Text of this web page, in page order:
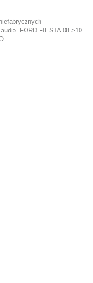
FORD FIESTA 08->10